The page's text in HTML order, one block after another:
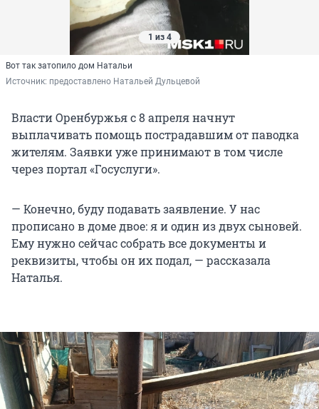
1 из 4
Вот так затопило дом Натальи
Источник: предоставлено Натальей Дульцевой
Власти Оренбуржья с 8 апреля начнут
выплачивать помощь пострадавшим от паводка
жителям. Заявки уже принимают в том числе
через портал «Госуслуги».
— Конечно, буду подавать заявление. У нас
прописано в доме двое: я и один из двух сыновей.
Ему нужно сейчас собрать все документы и
реквизиты, чтобы он их подал, — рассказала
Наталья.